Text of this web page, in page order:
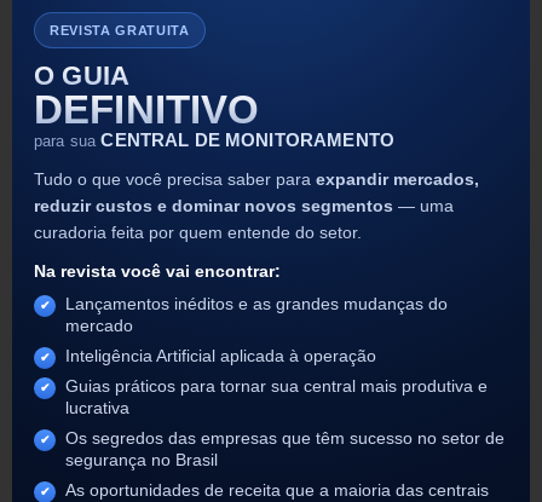
REVISTA GRATUITA
O GUIA
DEFINITIVO
para sua CENTRAL DE MONITORAMENTO
Tudo o que você precisa saber para expandir mercados,
reduzir custos e dominar novos segmentos — uma
curadoria feita por quem entende do setor.
Na revista você vai encontrar:
Lançamentos inéditos e as grandes mudanças do
mercado
Inteligência Artificial aplicada à operação
Guias práticos para tornar sua central mais produtiva e
lucrativa
Os segredos das empresas que têm sucesso no setor de
segurança no Brasil
As oportunidades de receita que a maioria das centrais